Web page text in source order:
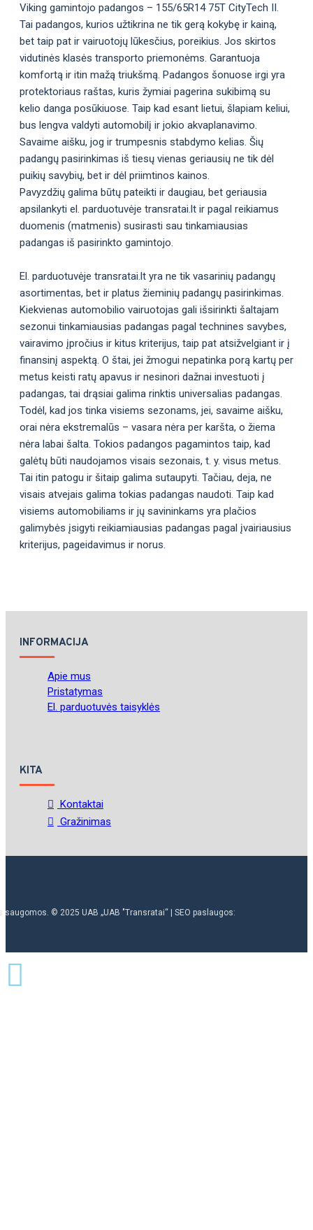
Viking gamintojo padangos – 155/65R14 75T CityTech II.
Tai padangos, kurios užtikrina ne tik gerą kokybę ir kainą,
bet taip pat ir vairuotojų lūkesčius, poreikius. Jos skirtos
vidutinės klasės transporto priemonėms. Garantuoja
komfortą ir itin mažą triukšmą. Padangos šonuose irgi yra
protektoriaus raštas, kuris žymiai pagerina sukibimą su
kelio danga posūkiuose. Taip kad esant lietui, šlapiam keliui,
bus lengva valdyti automobilį ir jokio akvaplanavimo.
Savaime aišku, jog ir trumpesnis stabdymo kelias. Šių
padangų pasirinkimas iš tiesų vienas geriausių ne tik dėl
puikių savybių, bet ir dėl priimtinos kainos.
Pavyzdžių galima būtų pateikti ir daugiau, bet geriausia
apsilankyti el. parduotuvėje transratai.lt ir pagal reikiamus
duomenis (matmenis) susirasti sau tinkamiausias
padangas iš pasirinkto gamintojo.
El. parduotuvėje transratai.lt yra ne tik vasarinių padangų
asortimentas, bet ir platus žieminių padangų pasirinkimas.
Kiekvienas automobilio vairuotojas gali išsirinkti šaltajam
sezonui tinkamiausias padangas pagal technines savybes,
vairavimo įpročius ir kitus kriterijus, taip pat atsižvelgiant ir į
finansinį aspektą. O štai, jei žmogui nepatinka porą kartų per
metus keisti ratų apavus ir nesinori dažnai investuoti į
padangas, tai drąsiai galima rinktis universalias padangas.
Todėl, kad jos tinka visiems sezonams, jei, savaime aišku,
orai nėra ekstremalūs – vasara nėra per karšta, o žiema
nėra labai šalta. Tokios padangos pagamintos taip, kad
galėtų būti naudojamos visais sezonais, t. y. visus metus.
Tai itin patogu ir šitaip galima sutaupyti. Tačiau, deja, ne
visais atvejais galima tokias padangas naudoti. Taip kad
visiems automobiliams ir jų savininkams yra plačios
galimybės įsigyti reikiamiausias padangas pagal įvairiausius
kriterijus, pageidavimus ir norus.
INFORMACIJA
Apie mus
Pristatymas
El. parduotuvės taisyklės
KITA
Kontaktai
Gražinimas
saugomos. © 2025 UAB „UAB "Transratai“ | SEO paslaugos: